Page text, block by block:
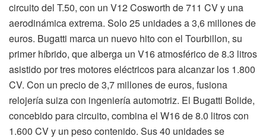
circuito del T.50, con un V12 Cosworth de 711 CV y una
aerodinámica extrema. Solo 25 unidades a 3,6 millones de
euros. Bugatti marca un nuevo hito con el Tourbillon, su
primer híbrido, que alberga un V16 atmosférico de 8.3 litros
asistido por tres motores eléctricos para alcanzar los 1.800
CV. Con un precio de 3,7 millones de euros, fusiona
relojería suiza con ingeniería automotriz. El Bugatti Bolide,
concebido para circuito, combina el W16 de 8.0 litros con
1.600 CV y un peso contenido. Sus 40 unidades se